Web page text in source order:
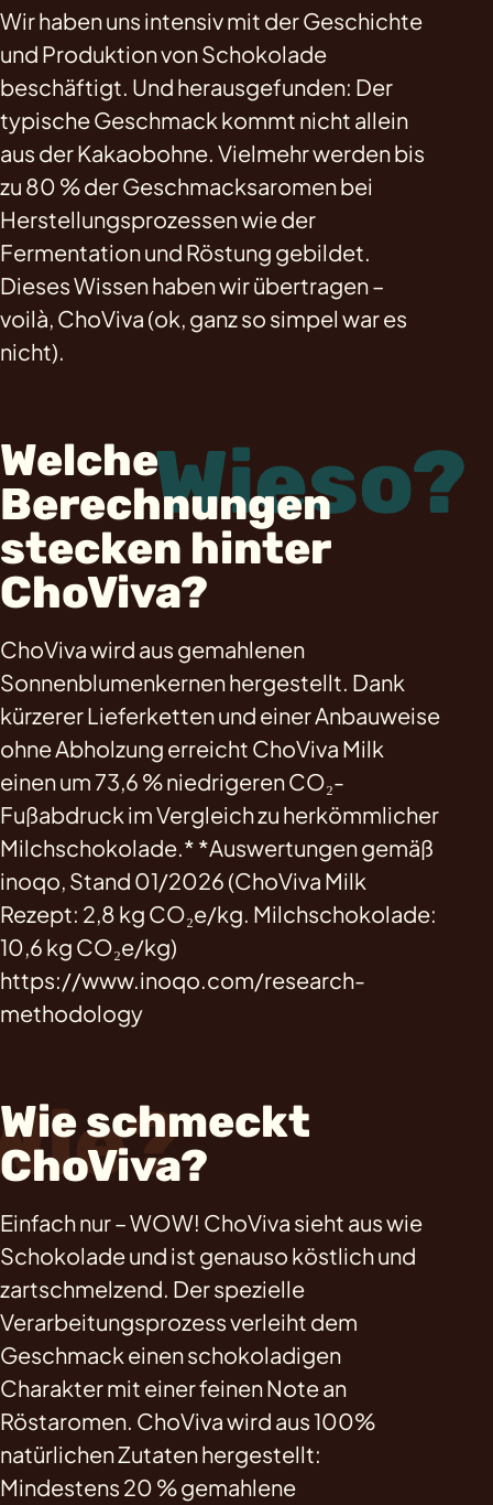
Wir haben uns intensiv mit der Geschichte
und Produktion von Schokolade
beschäftigt. Und herausgefunden: Der
typische Geschmack kommt nicht allein
aus der Kakaobohne. Vielmehr werden bis
zu 80 % der Geschmacksaromen bei
Herstellungsprozessen wie der
Fermentation und Röstung gebildet.
Dieses Wissen haben wir übertragen –
voilà, ChoViva (ok, ganz so simpel war es
nicht).
Wieso?
Welche
Berechnungen
stecken hinter
ChoViva?
ChoViva wird aus gemahlenen
Sonnenblumenkernen hergestellt. Dank
kürzerer Lieferketten und einer Anbauweise
ohne Abholzung erreicht ChoViva Milk
einen um 73,6 % niedrigeren CO₂-
Fußabdruck im Vergleich zu herkömmlicher
Milchschokolade.* *Auswertungen gemäß
inoqo, Stand 01/2026 (ChoViva Milk
Rezept: 2,8 kg CO₂e/kg. Milchschokolade:
10,6 kg CO₂e/kg)
https://www.inoqo.com/research-
methodology
Wie schmeckt
ChoViva?
Einfach nur – WOW! ChoViva sieht aus wie
Schokolade und ist genauso köstlich und
zartschmelzend. Der spezielle
Verarbeitungsprozess verleiht dem
Geschmack einen schokoladigen
Charakter mit einer feinen Note an
Röstaromen. ChoViva wird aus 100%
natürlichen Zutaten hergestellt:
Mindestens 20 % gemahlene